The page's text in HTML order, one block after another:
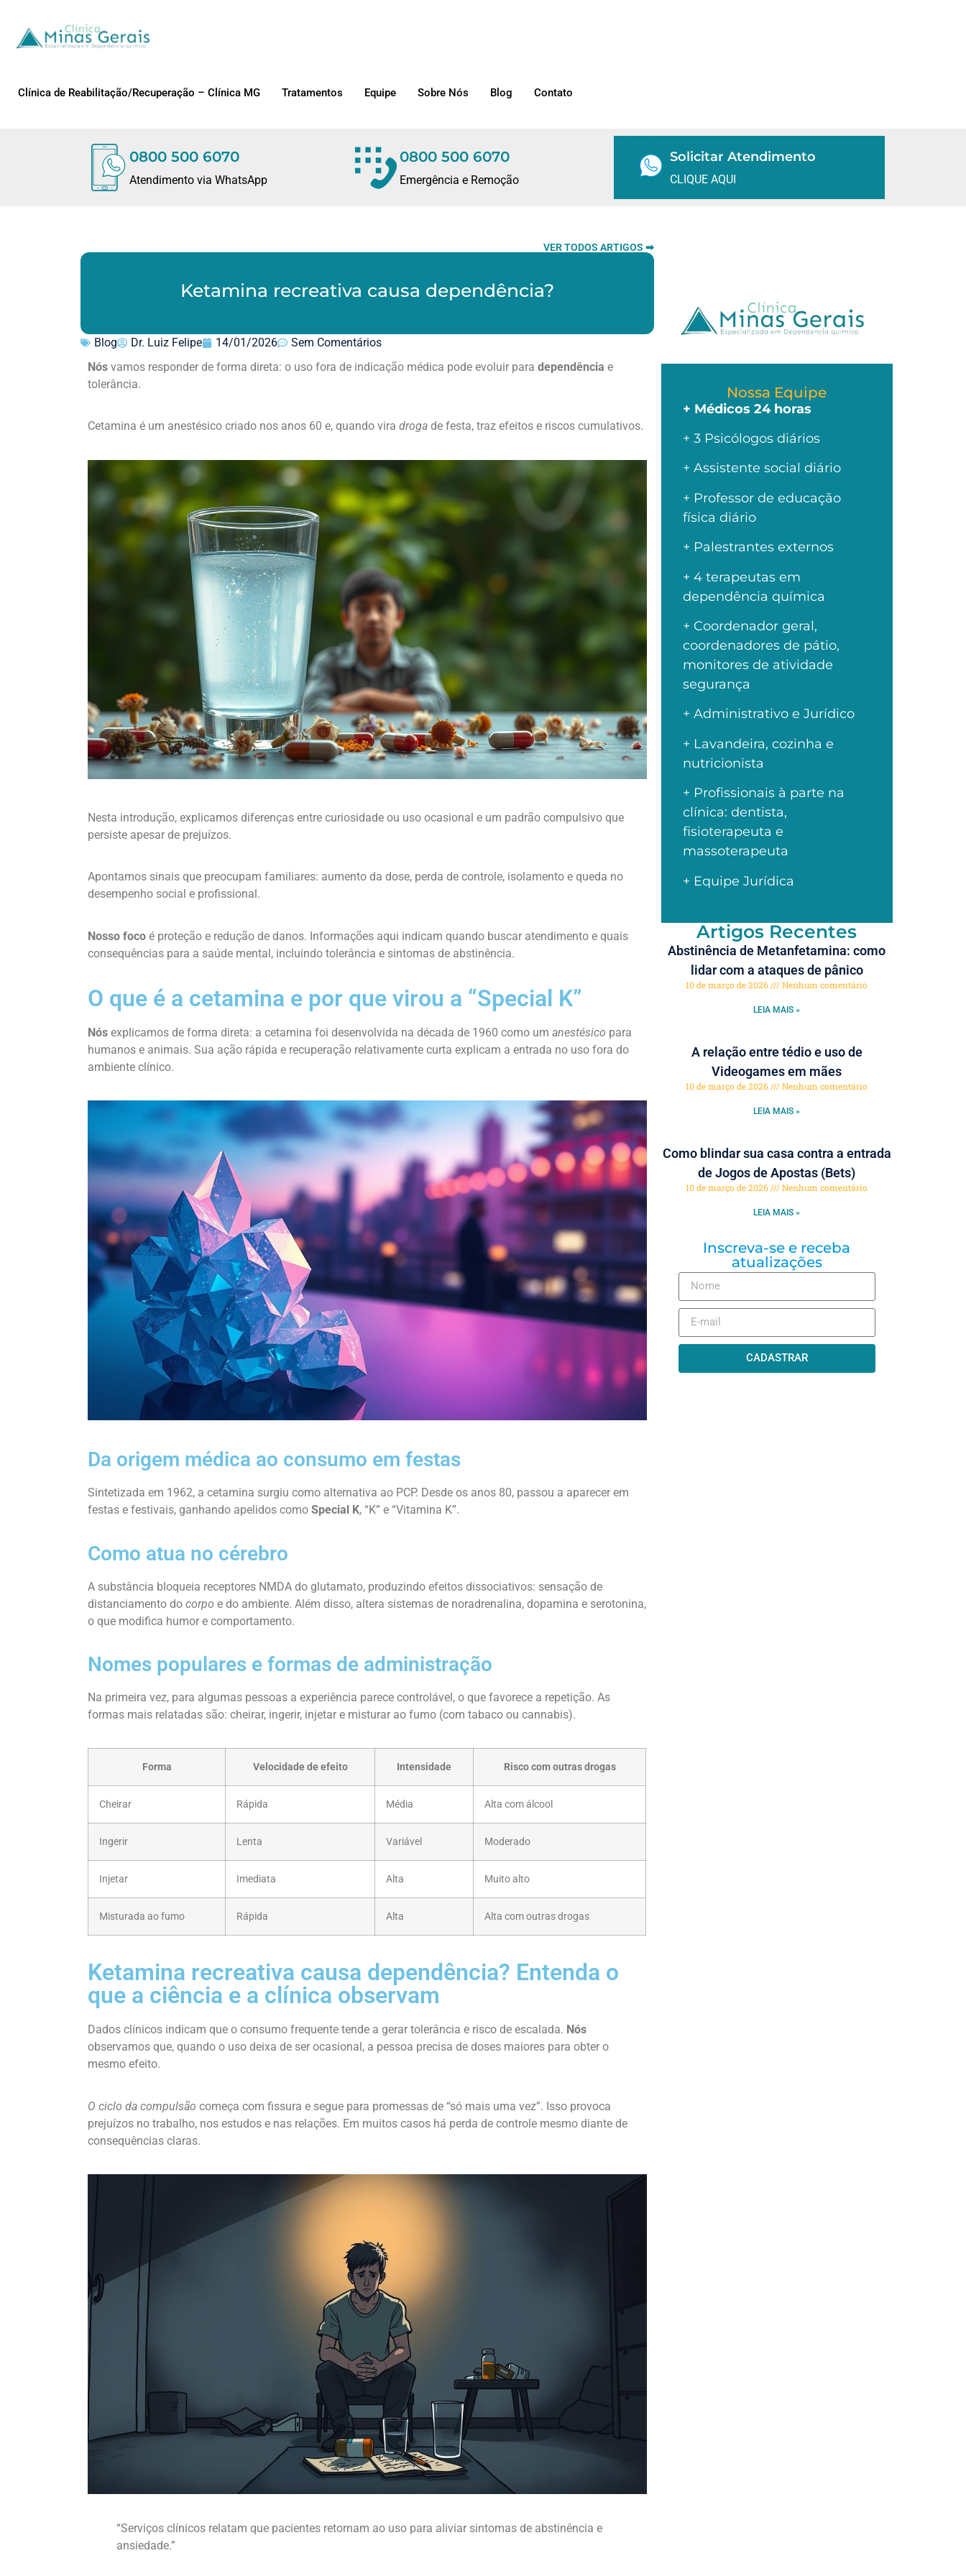
Clínica de Reabilitação/Recuperação – Clínica MG Tratamentos Equipe Sobre Nós Blog Contato
0800 500 6070
Atendimento via WhatsApp
0800 500 6070
Emergência e Remoção
Solicitar Atendimento
CLIQUE AQUI
VER TODOS ARTIGOS ➡
Ketamina recreativa causa dependência?
Blog Dr. Luiz Felipe 14/01/2026
Sem Comentários
Nós vamos responder de forma direta: o uso fora de indicação médica pode evoluir para dependência e
tolerância.
Cetamina é um anestésico criado nos anos 60 e, quando vira droga de festa, traz efeitos e riscos cumulativos.
Nesta introdução, explicamos diferenças entre curiosidade ou uso ocasional e um padrão compulsivo que
persiste apesar de prejuízos.
Apontamos sinais que preocupam familiares: aumento da dose, perda de controle, isolamento e queda no
desempenho social e profissional.
Nosso foco é proteção e redução de danos. Informações aqui indicam quando buscar atendimento e quais
consequências para a saúde mental, incluindo tolerância e sintomas de abstinência.
O que é a cetamina e por que virou a “Special K”
Nós explicamos de forma direta: a cetamina foi desenvolvida na década de 1960 como um anestésico para
humanos e animais. Sua ação rápida e recuperação relativamente curta explicam a entrada no uso fora do
ambiente clínico.
Da origem médica ao consumo em festas
Sintetizada em 1962, a cetamina surgiu como alternativa ao PCP. Desde os anos 80, passou a aparecer em
festas e festivais, ganhando apelidos como Special K, “K” e “Vitamina K”.
Como atua no cérebro
A substância bloqueia receptores NMDA do glutamato, produzindo efeitos dissociativos: sensação de
distanciamento do corpo e do ambiente. Além disso, altera sistemas de noradrenalina, dopamina e serotonina,
o que modifica humor e comportamento.
Nomes populares e formas de administração
Na primeira vez, para algumas pessoas a experiência parece controlável, o que favorece a repetição. As
formas mais relatadas são: cheirar, ingerir, injetar e misturar ao fumo (com tabaco ou cannabis).
Forma Velocidade de efeito Intensidade Risco com outras drogas
Cheirar Rápida Média Alta com álcool
Ingerir Lenta Variável Moderado
Injetar Imediata Alta Muito alto
Misturada ao fumo Rápida Alta Alta com outras drogas
Ketamina recreativa causa dependência? Entenda o
que a ciência e a clínica observam
Dados clínicos indicam que o consumo frequente tende a gerar tolerância e risco de escalada. Nós
observamos que, quando o uso deixa de ser ocasional, a pessoa precisa de doses maiores para obter o
mesmo efeito.
O ciclo da compulsão começa com fissura e segue para promessas de “só mais uma vez”. Isso provoca
prejuízos no trabalho, nos estudos e nas relações. Em muitos casos há perda de controle mesmo diante de
consequências claras.
“Serviços clínicos relatam que pacientes retornam ao uso para aliviar sintomas de abstinência e
ansiedade.”
Nossa Equipe
+ Médicos 24 horas
+ 3 Psicólogos diários
+ Assistente social diário
+ Professor de educação
física diário
+ Palestrantes externos
+ 4 terapeutas em
dependência química
+ Coordenador geral,
coordenadores de pátio,
monitores de atividade
segurança
+ Administrativo e Jurídico
+ Lavandeira, cozinha e
nutricionista
+ Profissionais à parte na
clínica: dentista,
fisioterapeuta e
massoterapeuta
+ Equipe Jurídica
Artigos Recentes
Abstinência de Metanfetamina: como
lidar com a ataques de pânico
10 de março de 2026 Nenhum comentário
LEIA MAIS »
A relação entre tédio e uso de
Videogames em mães
10 de março de 2026 Nenhum comentário
LEIA MAIS »
Como blindar sua casa contra a entrada
de Jogos de Apostas (Bets)
10 de março de 2026 Nenhum comentário
LEIA MAIS »
Inscreva-se e receba
atualizações
CADASTRAR